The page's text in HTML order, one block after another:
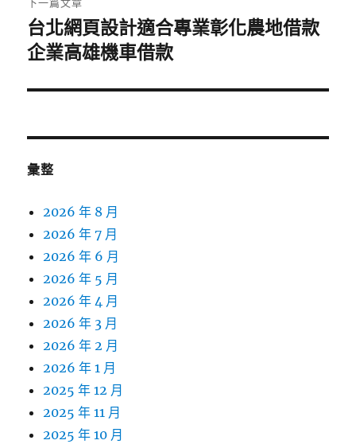
下
一
文
台北網頁設計適合專業彰化農地借款
企業高雄機車借款
彙整
2026 年 8 月
2026 年 7 月
2026 年 6 月
2026 年 5 月
2026 年 4 月
2026 年 3 月
2026 年 2 月
2026 年 1 月
2025 年 12 月
2025 年 11 月
2025 年 10 月